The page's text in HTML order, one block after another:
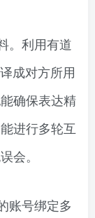
。利用有道
成对方所用
确保表达精
进行多轮互
会。
账号绑定多